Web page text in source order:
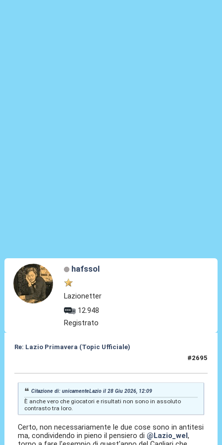
hafssol
Lazionetter
12.948
Registrato
Re: Lazio Primavera (Topic Ufficiale)
#2695
Citazione di: unicamenteLazio il 28 Giu 2026, 12:09
È anche vero che giocatori e risultati non sono in assoluto
contrasto tra loro.
Certo, non necessariamente le due cose sono in antitesi
ma, condividendo in pieno il pensiero di@Lazio_wel,